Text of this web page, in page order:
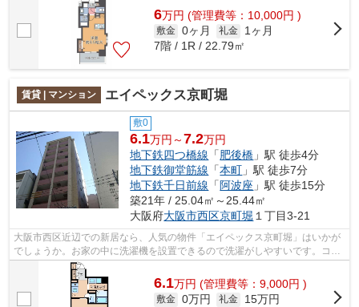
6万円 (管理費等：10,000円 )
敷金 0ヶ月 礼金
1ヶ月
7階 / 1R / 22.79㎡
賃貸 | マンション エイペックス京町堀
敷0
6.1万円～7.2万円
地下鉄四つ橋線 「肥後橋 」駅 徒歩4分
地下鉄御堂筋線 「本町 」駅 徒歩7分
地下鉄千日前線 「 阿波座 」駅 徒歩15分
築21年 / 25.04㎡～25.44㎡
大阪府大阪市西区京町堀 １丁目3-21
大阪市西区近辺での新居なら、人気の物件「エイペックス京町堀」はいかが
でしょうか。お家の中に洗濯機を設置できるので洗濯がしやすいです。コン
クリート躯体で隙間がなく気密性や断...
6.1万円 (管理費等：9,000円 )
敷金 0万円 礼金
15万円